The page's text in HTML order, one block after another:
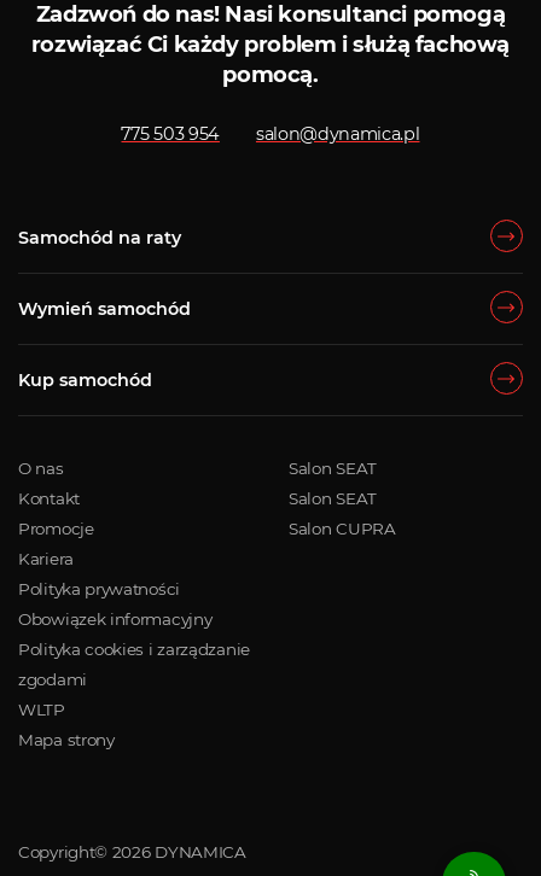
Zadzwoń do nas!Nasi konsultanci pomogą
rozwiązać Ci każdy problem i służą fachową
pomocą.
775 503 954 salon@dynamica.pl
Samochód na raty
Wymień samochód
Kup samochód
O nas
Kontakt
Promocje
Kariera
Polityka prywatności
Obowiązek informacyjny
Polityka cookies i zarządzanie
zgodami
WLTP
Mapa strony
Salon SEAT
Salon SEAT
Salon CUPRA
Copyright© 2026 DYNAMICA